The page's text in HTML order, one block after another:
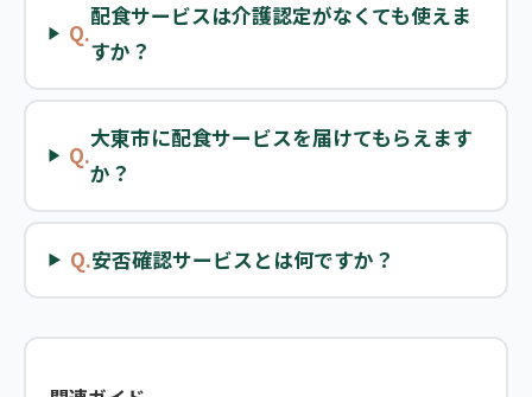
Q.
配食サービスは介護認定がなくても使えま
すか？
Q.
大東市に配食サービスを届けてもらえます
か？
Q.安否確認サービスとは何ですか？